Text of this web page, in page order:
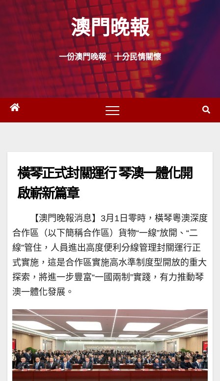
Skip
content
澳門晚報
一份澳門晚報 十分民情關懷
橫琴正式封關運行 琴澳一體化開
啟嶄新篇章
【澳門晚報消息】3月1日零時，橫琴粵澳深度
合作區（以下簡稱合作區）貨物“一線”放開、“二
線”管住，人員進出高度便利分線管理封關運行正
式實施，這是合作區實施高水準制度型開放的重大
探索，將進一步豐富“一國兩制”實踐，有力推動琴
澳一體化發展。